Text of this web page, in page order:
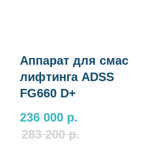
Аппарат для смас
лифтинга ADSS
FG660 D+
236 000 р.
283 200 р.